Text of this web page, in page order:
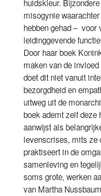
huidskleur.
misogynie
hebben gehad – voor
leidinggevende
Door haar boek
maken van de
doet dit niet vanuit
bezorgdheid en
uitweg uit de
boek ademt zelf deze
aanwijst als
levenscrises, mits ze
praktiseert in de
samenleving en
soms grote, werken
van Martha